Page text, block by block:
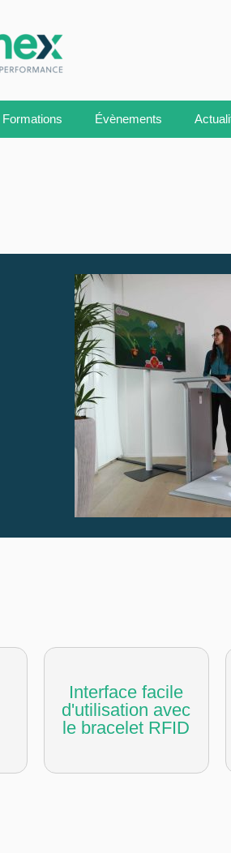
Formations Évènements
Interface facile
d'utilisation avec
le bracelet RFID